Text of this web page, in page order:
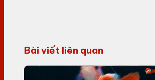
Bài viết liên quan